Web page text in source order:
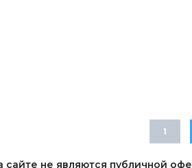
1
не являются публичной